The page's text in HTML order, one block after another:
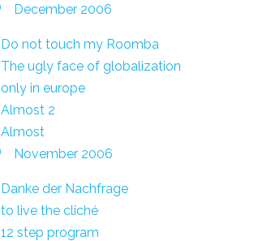
December 2006
Do not touch my Roomba
The ugly face of globalization
only in europe
Almost 2
Almost
November 2006
Danke der Nachfrage
to live the cliché
12 step program